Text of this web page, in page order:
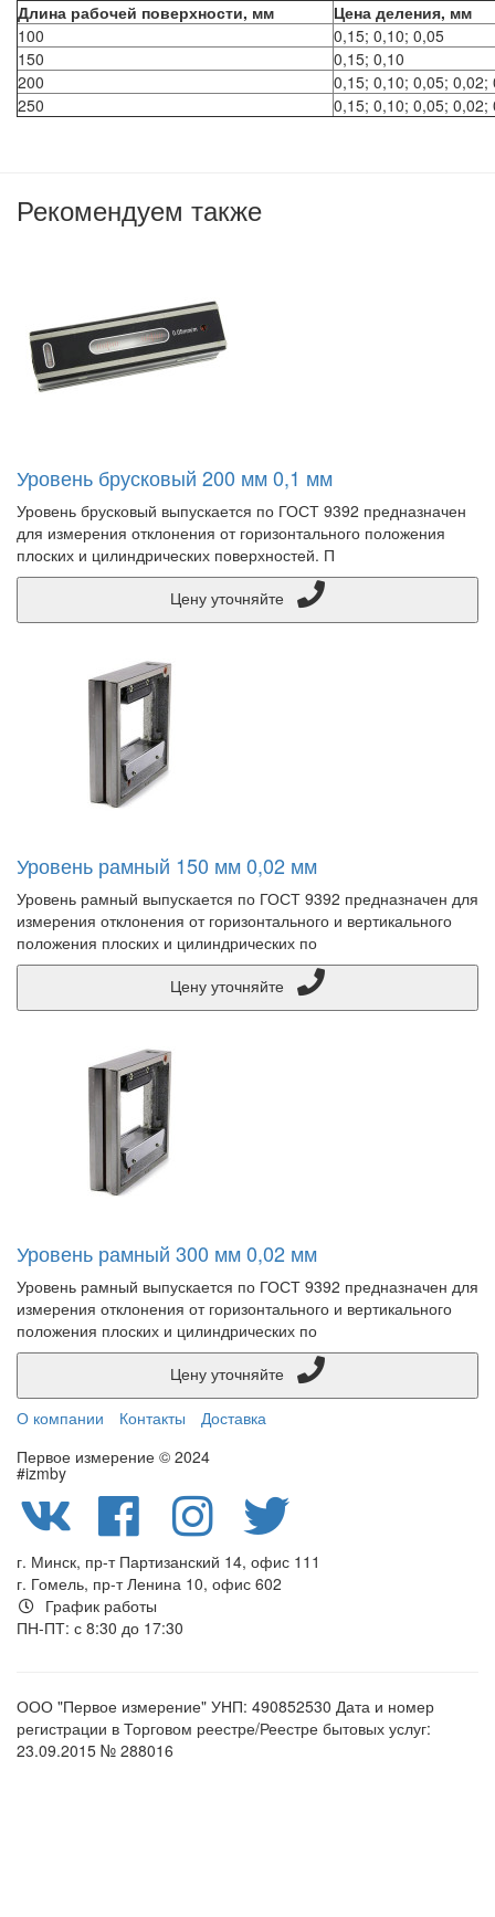
Длина рабочей поверхности, мм
Цена деления, мм
100
0,15; 0,10; 0,05
150
0,15; 0,10
200
0,15; 0,10; 0,05; 0,02;
250
0,15; 0,10; 0,05; 0,02;
Рекомендуем также
Уровень брусковый 200 мм 0,1 мм
Уровень брусковый выпускается по ГОСТ 9392 предназначен
для измерения отклонения от горизонтального положения
плоских и цилиндрических поверхностей. П
Уровень рамный 150 мм 0,02 мм
Уровень рамный выпускается по ГОСТ 9392 предназначен для
измерения отклонения от горизонтального и вертикального
положения плоских и цилиндрических по
Уровень рамный 300 мм 0,02 мм
Уровень рамный выпускается по ГОСТ 9392 предназначен для
измерения отклонения от горизонтального и вертикального
положения плоских и цилиндрических по
О компании
Контакты
Доставка
Первое измерение © 2024
#izmby
г. Минск, пр-т Партизанский 14, офис 111
г. Гомель, пр-т Ленина 10, офис 602
График работы
ПН-ПТ: с 8:30 до 17:30
ООО "Первое измерение" УНП: 490852530 Дата и номер
регистрации в Торговом реестре/Реестре бытовых услуг:
23.09.2015 № 288016